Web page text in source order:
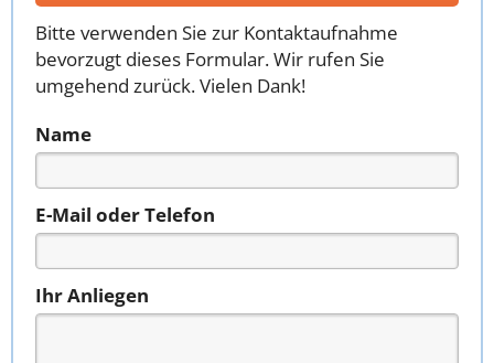
Bitte verwenden Sie zur Kontaktaufnahme
bevorzugt dieses Formular. Wir rufen Sie
umgehend zurück. Vielen Dank!
Name
E-Mail oder Telefon
Ihr Anliegen